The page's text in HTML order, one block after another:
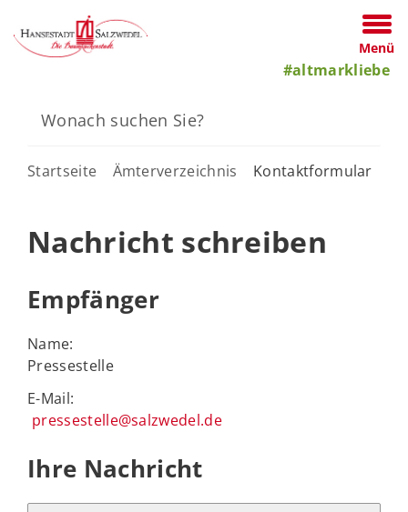
Menü
#altmarkliebe
Startseite Ämterverzeichnis Kontaktformular
Nachricht schreiben
Empfänger
Name:
Pressestelle
E-Mail:
pressestelle@salzwedel.de
Ihre Nachricht